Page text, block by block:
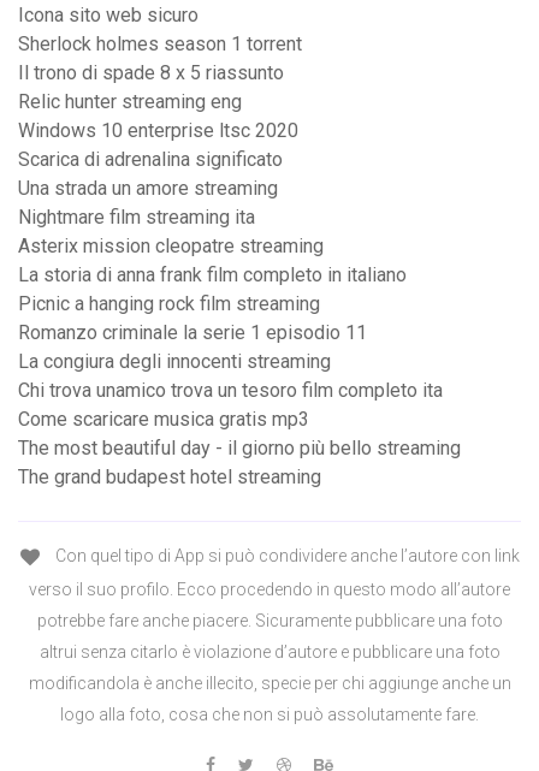
Icona sito web sicuro
Sherlock holmes season 1 torrent
Il trono di spade 8 x 5 riassunto
Relic hunter streaming eng
Windows 10 enterprise ltsc 2020
Scarica di adrenalina significato
Una strada un amore streaming
Nightmare film streaming ita
Asterix mission cleopatre streaming
La storia di anna frank film completo in italiano
Picnic a hanging rock film streaming
Romanzo criminale la serie 1 episodio 11
La congiura degli innocenti streaming
Chi trova unamico trova un tesoro film completo ita
Come scaricare musica gratis mp3
The most beautiful day - il giorno più bello streaming
The grand budapest hotel streaming
Con quel tipo di App si può condividere anche l’autore con link
verso il suo profilo. Ecco procedendo in questo modo all’autore
potrebbe fare anche piacere. Sicuramente pubblicare una foto
altrui senza citarlo è violazione d’autore e pubblicare una foto
modificandola è anche illecito, specie per chi aggiunge anche un
logo alla foto, cosa che non si può assolutamente fare.